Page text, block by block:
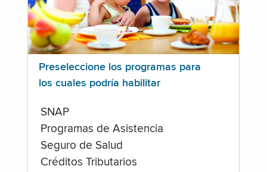
Preseleccione los programas para
los cuales podría habilitar
SNAP
Programas de Asistencia
Seguro de Salud
Créditos Tributarios